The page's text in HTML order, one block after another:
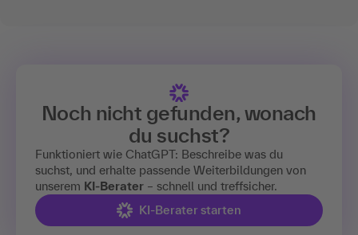
Noch nicht gefunden, wonach
du suchst?
Funktioniert wie ChatGPT: Beschreibe was du
suchst, und erhalte passende Weiterbildungen von
unserem KI-Berater – schnell und treffsicher.
KI-Berater starten